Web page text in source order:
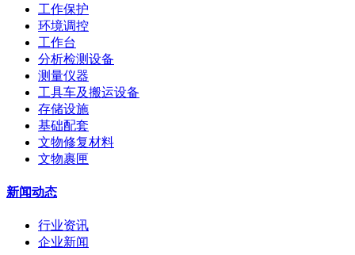
工作保护
环境调控
工作台
分析检测设备
测量仪器
工具车及搬运设备
存储设施
基础配套
文物修复材料
文物裹匣
新闻动态
行业资讯
企业新闻